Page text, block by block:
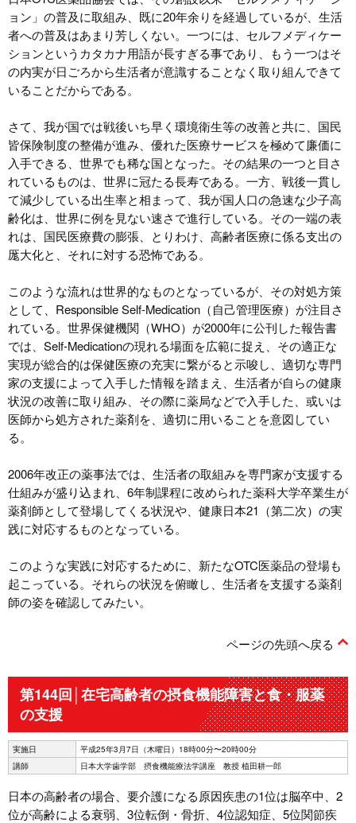
ョン」の普及に取組み、既に20年余りを経過しているが、生活
者への普及はあまり芳しくない。一つには、セルフメディケー
ションというカタカナ用語が長すぎる事であり、もう一つはそ
の内実が日ごろから生活者が意識することなく取り組んできて
いることだからである。
さて、我が国では戦後いち早く環境衛生等の改善と共に、国民
皆保険制度の整備が進み、優れた医療サービスを極めて廉価に
入手できる、世界でも稀な国となった。その結果の一つと目さ
れているものは、世界に冠たる長寿である。一方、戦後一貫し
て減少している出生率と相まって、我が国人口の急速な少子高
齢化は、世界に例を見ない速さで進行している。その一端の表
れは、国民医療費の膨張、とりわけ、高齢者医療に係る支出の
厖大化と、それに対する恐怖である。
このような流れは世界的なものとなっているが、その対処方策
として、Responsible Self-Medication（自己管理医療）が注目さ
れている。世界保健機関（WHO）が2000年に公刊した報告書
では、Self-Medicationの現れる場面を広範に捉え、その適正な
実現が総合的は保健医療の充実に繋がると示唆し、適切な専門
家の支援によって入手した情報を踏まえ、生活者が自らの健康
状況の改善に取り組み、その際に薬局などで入手した、或いは
医師から処方された薬剤を、適切に用いることを意図してい
る。
2006年改正の薬事法では、生活者の取組みを専門家が支援する
仕組みが盛り込まれ、6年制課程に改められた薬科大学卒業生が
薬剤師として登場してくる状況や、健康日本21（第二次）の実
践に対応するものとなっている。
このような実践に対応するために、新たなOTC医薬品の登場も
起こっている。それらの状況を俯瞰し、生活者を支援する薬剤
師の姿を確認してみたい。
ページの先頭へ戻る
第144回│在宅高齢者の摂食機能障害と食・服薬
の支援
実施日
平成25年3月7日（木曜日）18時00分〜20時00分
講師
日本大学歯学部 摂食機能療法学講座 教授 植田耕一郎
日本の高齢者の場合、要介護になる原因疾患の1位は脳卒中、2
位が高齢による衰弱、3位転倒・骨折、4位認知症、5位関節疾